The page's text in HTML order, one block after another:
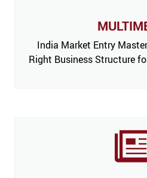
India Market Entry
Right Business Structure